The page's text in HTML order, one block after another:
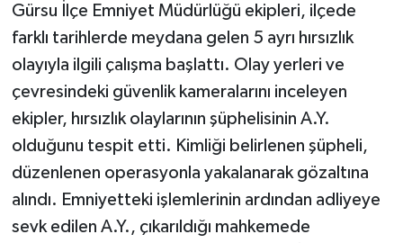
Gürsu İlçe Emniyet Müdürlüğü ekipleri, ilçede
farklı tarihlerde meydana gelen 5 ayrı hırsızlık
olayıyla ilgili çalışma başlattı. Olay yerleri ve
çevresindeki güvenlik kameralarını inceleyen
ekipler, hırsızlık olaylarının şüphelisinin A.Y.
olduğunu tespit etti. Kimliği belirlenen şüpheli,
düzenlenen operasyonla yakalanarak gözaltına
alındı. Emniyetteki işlemlerinin ardından adliyeye
sevk edilen A.Y., çıkarıldığı mahkemede